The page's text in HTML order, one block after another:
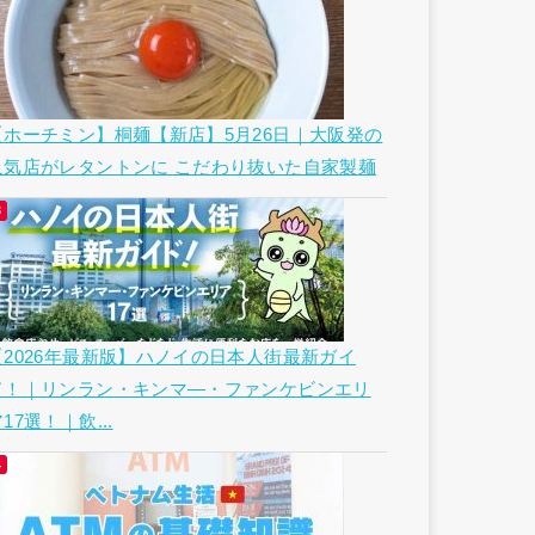
ホーチミン】桐麺【新店】5月26日｜大阪発の
気店がレタントンに こだわり抜いた自家製麺
2026年最新版】ハノイの日本人街最新ガイ
！｜リンラン・キンマ―・ファンケビンエリ
17選！｜飲...